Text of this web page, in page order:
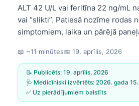
ALT 42 U/L vai feritīna 22 ng/mL
vai “slikti”. Patiesā nozīme rodas
simptomiem, laika un pārējā
📖 ~11 minūtes📅 19. aprīlis, 2026
📝 Publicēts: 19. aprīlis, 2026
🩺 Medicīniski izvērtēts: 2026. gada
✅ Uz pierādījumiem balstīts